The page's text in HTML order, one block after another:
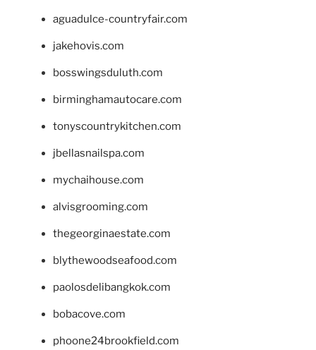
aguadulce-countryfair.com
jakehovis.com
bosswingsduluth.com
birminghamautocare.com
tonyscountrykitchen.com
jbellasnailspa.com
mychaihouse.com
alvisgrooming.com
thegeorginaestate.com
blythewoodseafood.com
paolosdelibangkok.com
bobacove.com
phoone24brookfield.com